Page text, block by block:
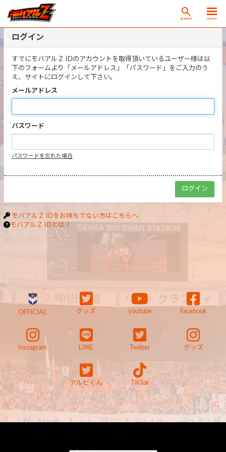
SEARCH MENU
ログイン
すでにモバアルＺ IDのアカウントを取得頂いているユーザー様は以
下のフォームより「メールアドレス」「パスワード」をご入力のう
え、サイトにログインして下さい。
メールアドレス
パスワード
パスワードを忘れた場合
モバアルＺ IDをお持ちでない方はこちらへ
モバアルＺ IDとは？
OFFICIAL グッズ youtube Facebook
Instagram LINE Twitter グッズ
アルビくん TikTok